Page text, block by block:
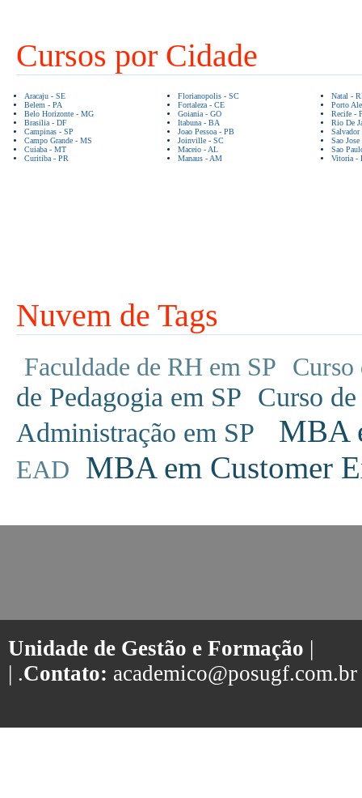
Cursos por Cidade
Aracaju - SE
Belem - PA
Belo Horizonte - MG
Brasilia - DF
Campinas - SP
Campo Grande - MS
Cuiaba - MT
Curitiba - PR
Florianopolis - SC
Fortaleza - CE
Goiania - GO
Itabuna - BA
Joao Pessoa - PB
Joinville - SC
Maceio - AL
Manaus - AM
Natal -
Porto
Recife -
Rio De
Sao
Sao
Vitoria -
Nuvem de Tags
Faculdade de RH em SP Curso
de Pedagogia em SP Curso
Administração em SP
MBA
EAD MBA em Customer
Unidade de Gestão e Formação |
| .Contato: academico@posugf.com.br